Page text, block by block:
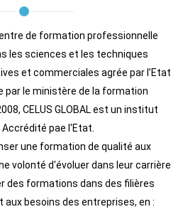
de formation professionnelle
les sciences et les techniques
et commerciales agrée par l’Etat
par le ministère de la formation
CELUS GLOBAL est un institut
pae l'Etat.
une formation de qualité aux
volonté d'évoluer dans leur carrière
des formations dans des filières
besoins des entreprises, en :